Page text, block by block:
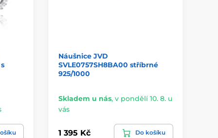
Náušnice JVD
SVLE0757SH8BA00 stříbrné
925/1000
Skladem u nás, v pondělí 10. 8. u
vás
1 395 Kč Do košíku